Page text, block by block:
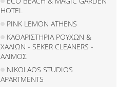
HOTEL
PINK LEMON ATHENS
ΚΑΘΑΡΙΣΤΗΡΙΑ ΡΟΥΧΩΝ &
ΧΑΛΙΩΝ - SEKER CLEANERS -
ΑΛΙΜΟΣ
NIKOLAOS STUDIOS
APARTMENTS